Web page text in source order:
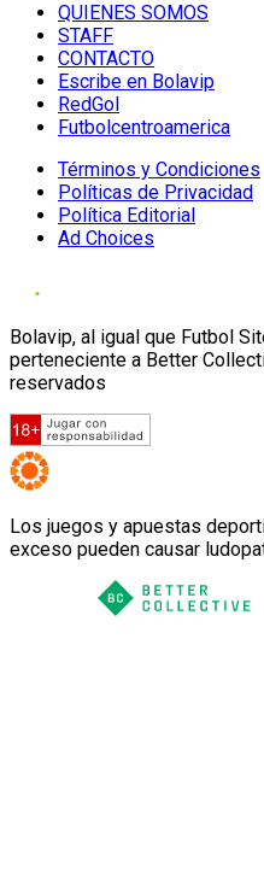
QUIENES SOMOS
STAFF
CONTACTO
Escribe en Bolavip
RedGol
Futbolcentroamerica
Términos y Condiciones
Políticas de Privacidad
Política Editorial
Ad Choices
Bolavip, al igual que Futbol
perteneciente a Better
reservados
Los juegos y apuestas
exceso pueden causar